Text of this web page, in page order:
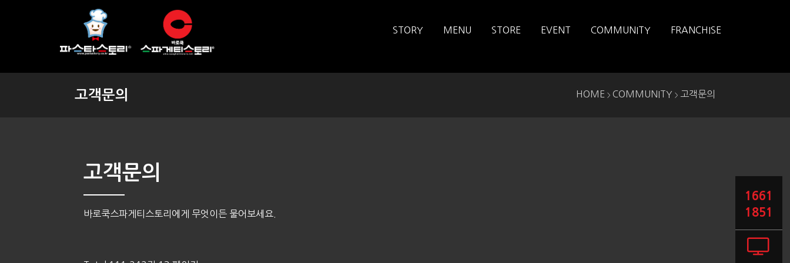
STORY MENU STORE EVENT COMMUNITY FRANCHISE
고객문의 HOME > COMMUNITY > 고객문의
고객문의
바로쿡스파게티스토리에게 무엇이든 물어보세요.
1661
1851